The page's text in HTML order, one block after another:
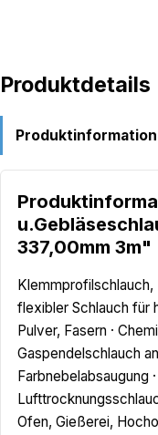
Produktdetails
337,00mm 3m"
Klemmprofilschlauch,
flexibler Schlauch für
Pulver, Fasern ·
Gaspendelschlauch
Farbnebelabsaugung
Ofen, Gießerei,